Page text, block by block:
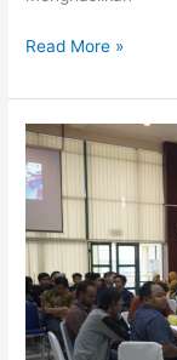
Read More »
Reuni
Akbar
Teknik
Elektro
#Lustrum2017